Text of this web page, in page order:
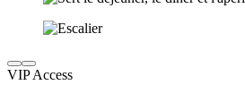
VIP Access